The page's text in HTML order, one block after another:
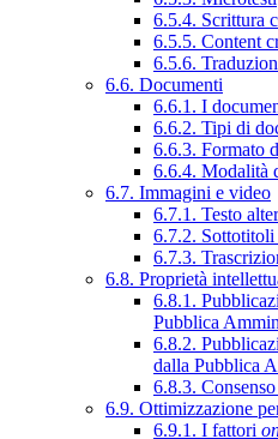
6.5.4. Scrittura
6.5.5. Content
6.5.6.
6.6. Documenti
6.6.1. I
6.6.2. Tipi di
6.6.3. Formato
6.6.4. Modalità
6.7. Immagini e video
6.7.1. Testo
6.7.2.
6.7.3.
6.8. Proprietà
6.8.1.
Pubblica
6.8.2.
dalla Pubblica
6.8.3.
6.9. Ottimizzazione
6.9.1. I fattori